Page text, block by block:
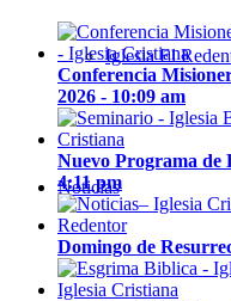
Iglesia El
Noticias
Conferencia
2026 - 10:09 am
Nuevo Programa de
4:11 pm
Domingo de